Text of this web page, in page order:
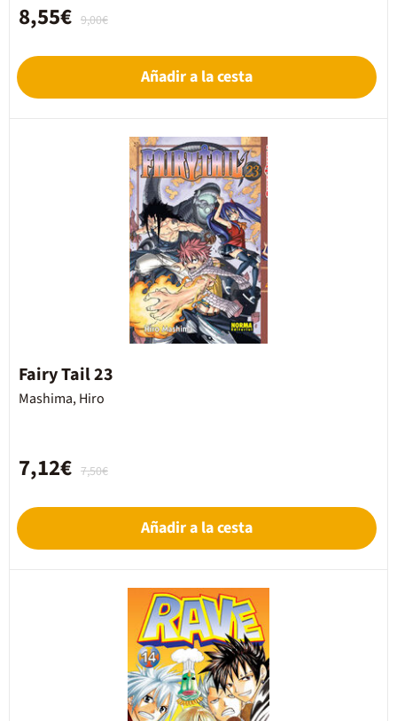
9,00€
8,55€
Añadir a la cesta
Fairy Tail 23
Mashima, Hiro
7,50€
7,12€
Añadir a la cesta